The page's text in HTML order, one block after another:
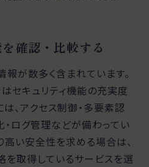
確認・比較する
が数多く含まれています。
セキュリティ機能の充実度
、アクセス制御・多要素認
ログ管理などが備わってい
高い安全性を求める場合は、
取得しているサービスを選